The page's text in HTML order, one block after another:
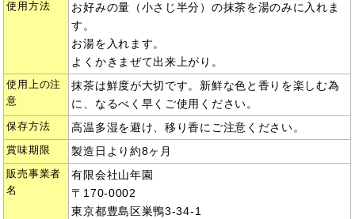
使用方法
お好みの量（小さじ半分）の抹茶を湯のみに入れま
す。
お湯を入れます。
よくかきまぜて出来上がり。
使用上の注
意
抹茶は鮮度が大切です。新鮮な色と香りを楽しむ為
に、なるべく早くご使用ください。
保存方法 高温多湿を避け、移り香にご注意ください。
賞味期限 製造日より約8ヶ月
販売事業者
名
有限会社山年園
〒170-0002
東京都豊島区巣鴨3-34-1